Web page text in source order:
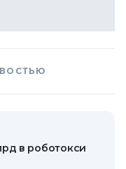
в роботокси